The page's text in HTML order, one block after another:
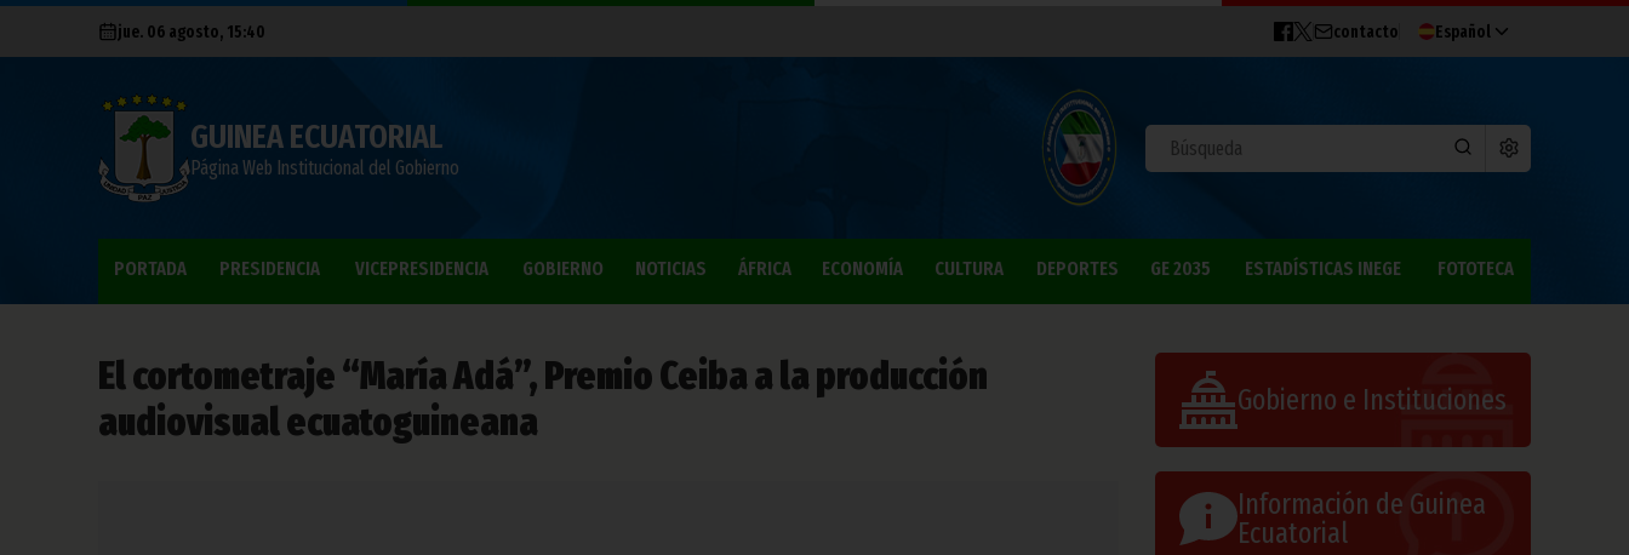
jue. 06 agosto, 15:40 contacto Español
GUINEA ECUATORIAL
Página Web Institucional del Gobierno
PORTADA PRESIDENCIA VICEPRESIDENCIA GOBIERNO NOTICIAS ÁFRICA ECONOMÍA CULTURA DEPORTES GE 2035 ESTADÍSTICAS INEGE FOTOTECA
El cortometraje “María Adá”, Premio Ceiba a la producción
audiovisual ecuatoguineana
Gobierno e Instituciones
Información de Guinea
Ecuatorial